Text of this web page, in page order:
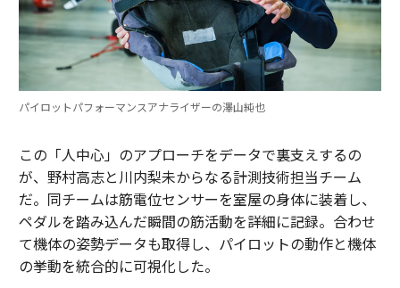
パイロットパフォーマンスアナライザーの澤山純也
この「人中心」のアプローチをデータで裏支えするの
が、野村高志と川内梨未からなる計測技術担当チーム
だ。同チームは筋電位センサーを室屋の身体に装着し、
ペダルを踏み込んだ瞬間の筋活動を詳細に記録。合わせ
て機体の姿勢データも取得し、パイロットの動作と機体
の挙動を統合的に可視化した。